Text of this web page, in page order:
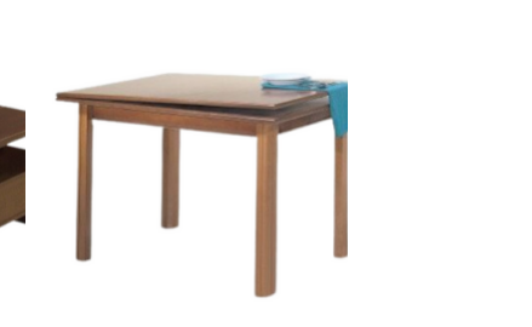
στα
αγαπημένα